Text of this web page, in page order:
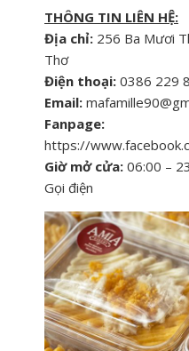
THÔNG TIN LIÊN HỆ:
Địa chỉ: 256 Ba Mươi
Thơ
Điện thoại: 0386 229
Email:
Fanpage:
https://
Giờ mở cửa: 06:00 –
Gọi điện